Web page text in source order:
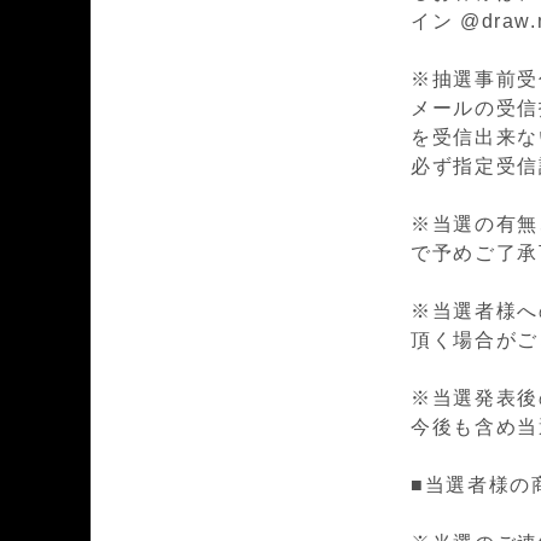
イン
※抽選事前受
メールの受
を受信出来
必ず指定受
※当選の有無
で予めご了
※当選者様へ
頂く場合が
※ 当選発表
今後も含め
■当選者様の